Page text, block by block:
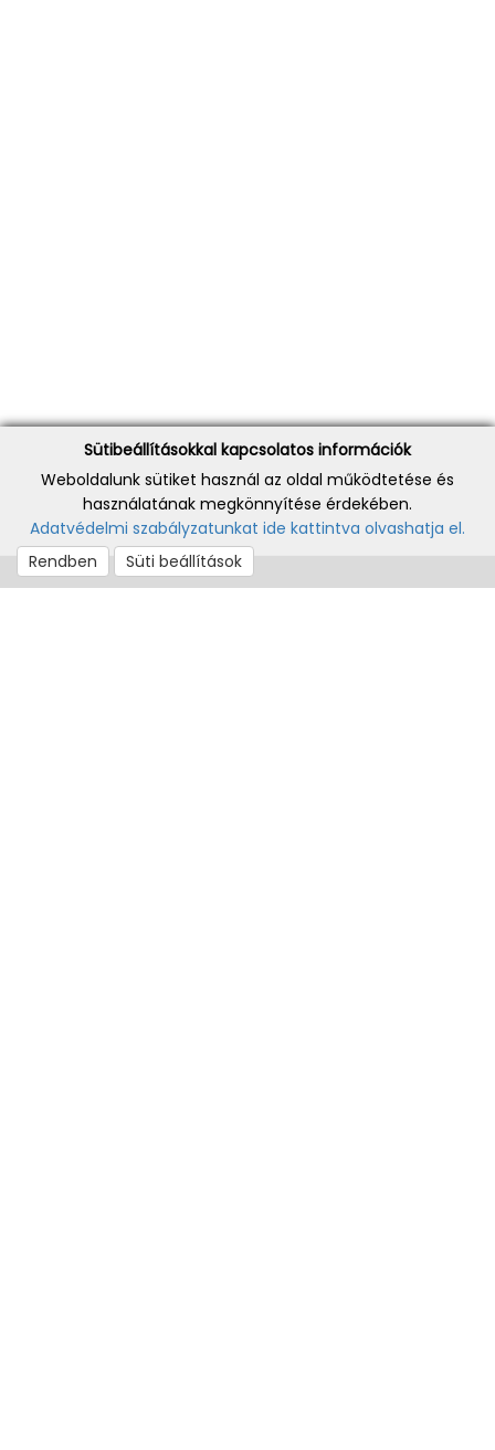
Sütibeállításokkal kapcsolatos információk
Weboldalunk sütiket használ az oldal működtetése és
használatának megkönnyítése érdekében.
Adatvédelmi szabályzatunkat ide kattintva olvashatja el.
Rendben
Süti beállítások